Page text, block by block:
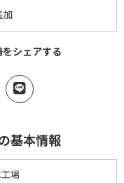
加
シェアする
基本情報
場